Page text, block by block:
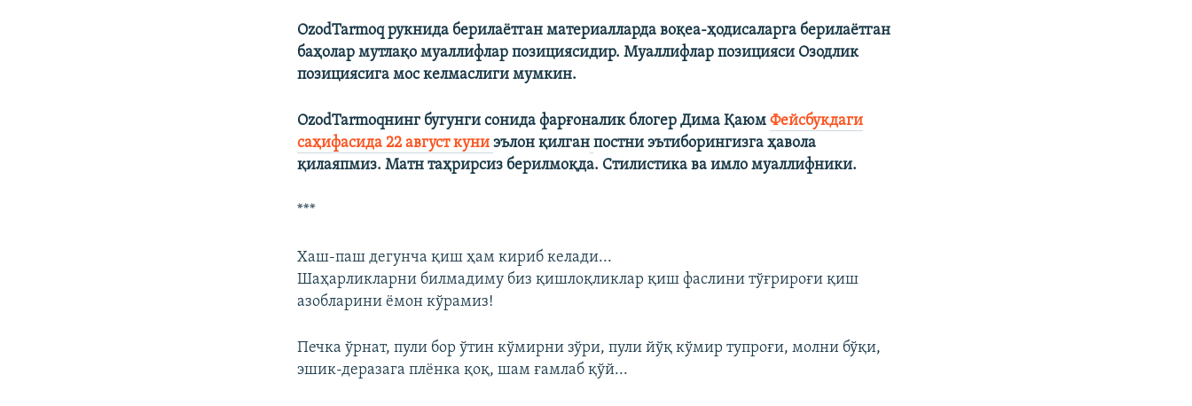
OzodTarmoq рукнида берилаётган материалларда воқеа-ҳодисаларга берилаётган
баҳолар мутлақо муаллифлар позициясидир. Муаллифлар позицияси Озодлик
позициясига мос келмаслиги мумкин.
OzodTarmoqнинг бугунги сонида фарғоналик блогер Дима ҚаюмФейсбукдаги
саҳифасида 22 август куниэълон қилган постни эътиборингизга ҳавола
қилаяпмиз. Матн таҳрирсиз берилмоқда. Стилистика ва имло муаллифники.
***
Хаш-паш дегунча қиш ҳам кириб келади...
Шаҳарликларни билмадиму биз қишлоқликлар қиш фаслини тўғрироғи қиш
азобларини ёмон кўрамиз!
Печка ўрнат, пули бор ўтин кўмирни зўри, пули йўқ кўмир тупроғи, молни бўқи,
эшик-деразага плёнка қоқ, шам ғамлаб қўй...